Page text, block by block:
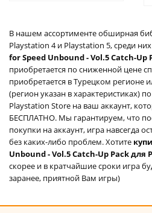
В нашем ассортименте обширная
Playstation 4 и Playstation 5, среди
for Speed Unbound - Vol.5 Catch-Up
приобретается по сниженной цене
приобретается в Турецком регионе
(регион указан в характеристиках)
Playstation Store на ваш аккаунт,
БЕСПЛАТНО. Мы гарантируем, что
покупки на аккаунт, игра навсегда
без каких-либо проблем. Хотите
Unbound - Vol.5 Catch-Up Pack для
скорее и в кратчайшие сроки игра
заранее, приятной Вам игры)